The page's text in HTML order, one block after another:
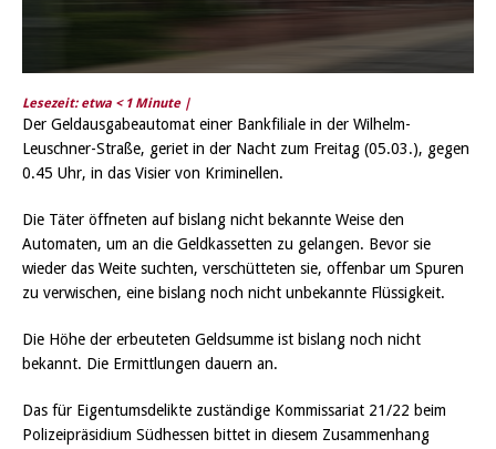
Lesezeit: etwa < 1 Minute |
Der Geldausgabeautomat einer Bankfiliale in der Wilhelm-
Leuschner-Straße, geriet in der Nacht zum Freitag (05.03.), gegen
0.45 Uhr, in das Visier von Kriminellen.
Die Täter öffneten auf bislang nicht bekannte Weise den
Automaten, um an die Geldkassetten zu gelangen. Bevor sie
wieder das Weite suchten, verschütteten sie, offenbar um Spuren
zu verwischen, eine bislang noch nicht unbekannte Flüssigkeit.
Die Höhe der erbeuteten Geldsumme ist bislang noch nicht
bekannt. Die Ermittlungen dauern an.
Das für Eigentumsdelikte zuständige Kommissariat 21/22 beim
Polizeipräsidium Südhessen bittet in diesem Zusammenhang